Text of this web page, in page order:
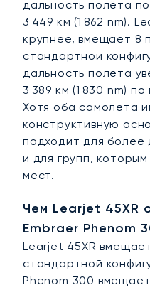
дальность полёта
3 449 км (1 862 nm).
крупнее, вмещает 8
стандартной
дальность полёта
3 389 км (1 830 nm)
Хотя оба самолёта
конструктивную
подходит для более
и для групп,
мест.
Чем Learjet 45XR
Embraer Phenom
Learjet 45XR
стандартной
Phenom 300